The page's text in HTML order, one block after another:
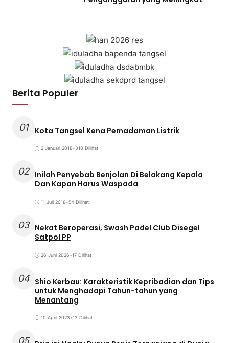
Berita Populer
01 Kota Tangsel Kena Pemadaman Listrik
2 Januari 2018•318 Dilihat
02 Inilah Penyebab Benjolan Di Belakang Kepala
Dan Kapan Harus Waspada
11 Juli 2018•54 Dilihat
03 Nekat Beroperasi, Swash Padel Club Disegel
Satpol PP
26 Juni 2026•17 Dilihat
04 Shio Kerbau: Karakteristik Kepribadian dan Tips
untuk Menghadapi Tahun-tahun yang
Menantang
10 April 2023•13 Dilihat
05